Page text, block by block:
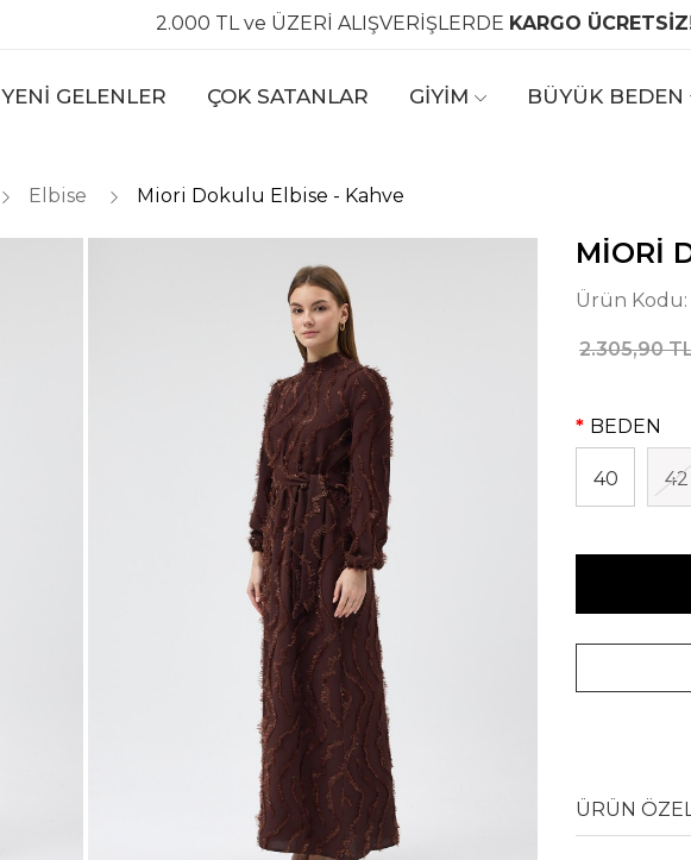
2.000 TL ve ÜZERİ ALIŞVERİŞLERDE KARGO
YENİ GELENLER ÇOK SATANLAR GİYİM BÜYÜK BEDEN
Elbise Miori Dokulu Elbise - Kahve
MIORI
Ürün Kodu:
2.305,90
BEDEN
40 42
ÜRÜN